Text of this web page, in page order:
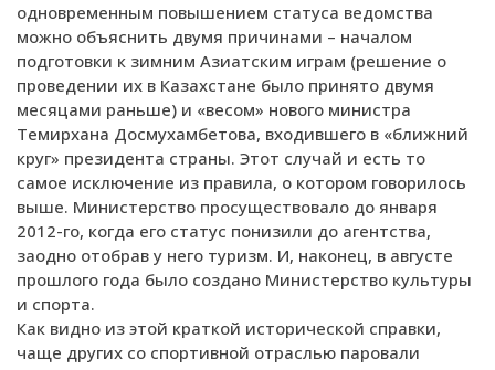
одновременным повышением статуса ведомства
можно объяснить двумя причинами – началом
подготовки к зимним Азиатским играм (решение о
проведении их в Казахстане было принято двумя
месяцами раньше) и «весом» нового министра
Темирхана Досмухамбетова, входившего в «ближний
круг» президента страны. Этот случай и есть то
самое исключение из правила, о котором говорилось
выше. Министерство просуществовало до января
2012-го, когда его статус понизили до агентства,
заодно отобрав у него туризм. И, наконец, в августе
прошлого года было создано Министерство культуры
и спорта.
Как видно из этой краткой исторической справки,
чаще других со спортивной отраслью паровали